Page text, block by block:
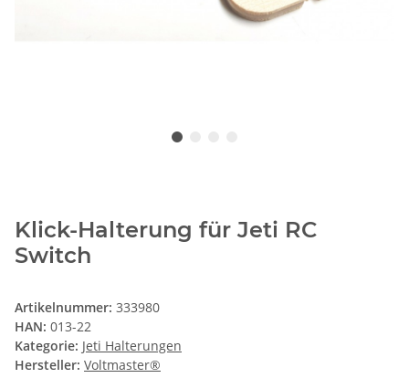
Klick-Halterung für Jeti RC
Switch
Artikelnummer: 333980
HAN: 013-22
Kategorie: Jeti Halterungen
Hersteller: Voltmaster®